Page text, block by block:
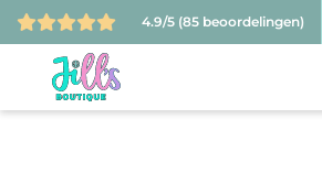
4.9/5 (85 beoordelingen)